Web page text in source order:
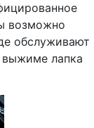
возможно
обслуживают
лапка